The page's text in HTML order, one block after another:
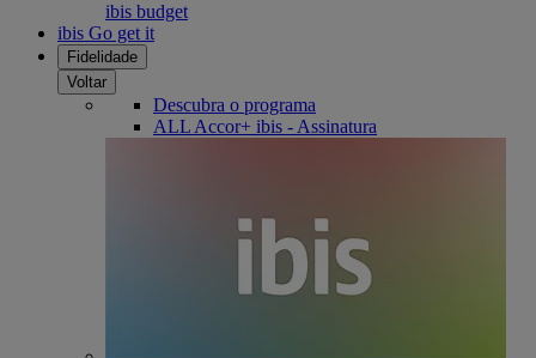
ibis budget
ibis Go get it
Fidelidade
Voltar
Descubra o programa
ALL Accor+ ibis - Assinatura